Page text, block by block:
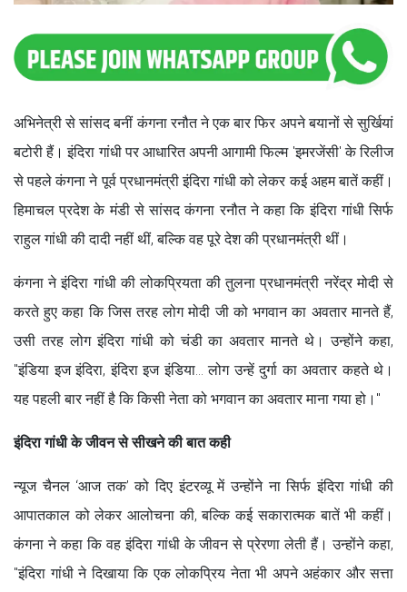
अभिनेत्री से सांसद बनीं कंगना रनौत ने एक बार फिर अपने बयानों से सुर्खियां
बटोरी हैं। इंदिरा गांधी पर आधारित अपनी आगामी फिल्म 'इमरजेंसी' के रिलीज
से पहले कंगना ने पूर्व प्रधानमंत्री इंदिरा गांधी को लेकर कई अहम बातें कहीं।
हिमाचल प्रदेश के मंडी से सांसद कंगना रनौत ने कहा कि इंदिरा गांधी सिर्फ
राहुल गांधी की दादी नहीं थीं, बल्कि वह पूरे देश की प्रधानमंत्री थीं।
कंगना ने इंदिरा गांधी की लोकप्रियता की तुलना प्रधानमंत्री नरेंद्र मोदी से
करते हुए कहा कि जिस तरह लोग मोदी जी को भगवान का अवतार मानते हैं,
उसी तरह लोग इंदिरा गांधी को चंडी का अवतार मानते थे। उन्होंने कहा,
"इंडिया इज इंदिरा, इंदिरा इज इंडिया... लोग उन्हें दुर्गा का अवतार कहते थे।
यह पहली बार नहीं है कि किसी नेता को भगवान का अवतार माना गया हो।"
इंदिरा गांधी के जीवन से सीखने की बात कही
न्यूज चैनल ‘आज तक’ को दिए इंटरव्यू में उन्होंने ना सिर्फ इंदिरा गांधी की
आपातकाल को लेकर आलोचना की, बल्कि कई सकारात्मक बातें भी कहीं।
कंगना ने कहा कि वह इंदिरा गांधी के जीवन से प्रेरणा लेती हैं। उन्होंने कहा,
"इंदिरा गांधी ने दिखाया कि एक लोकप्रिय नेता भी अपने अहंकार और सत्ता